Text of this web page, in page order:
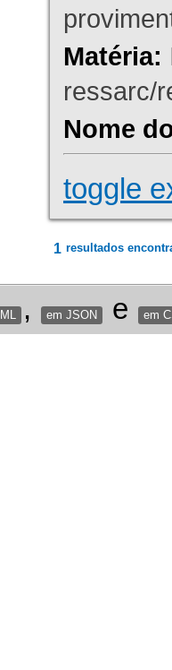
Matéria:
ressarc/
Nome
toggle
1 resultados
, em JSON e em